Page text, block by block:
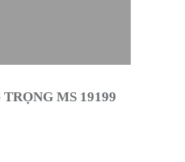
MS 19199